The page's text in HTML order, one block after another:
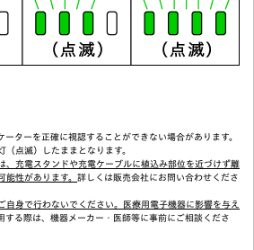
ターを正確に視認することができない場合があります。
点滅）したままとなります。
充電スタンドや充電ケーブルに植込み部位を近づけず離
性があります。 詳しくは販売会社にお問い合わせくださ
身で行わないでください。医療用電子機器に影響を与え
る際は、機器メーカー・医師等に事前にご相談くださ